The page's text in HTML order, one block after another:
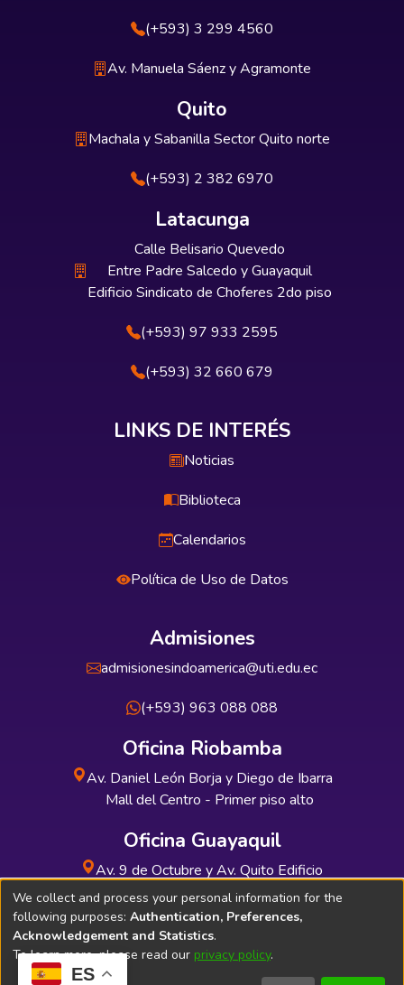
ES
(+593) 3 299 4560
Av. Manuela Sáenz y Agramonte
Quito
Machala y Sabanilla Sector Quito norte
(+593) 2 382 6970
Latacunga
Calle Belisario Quevedo
Entre Padre Salcedo y Guayaquil
Edificio Sindicato de Choferes 2do piso
(+593) 97 933 2595
(+593) 32 660 679
LINKS DE INTERÉS
Noticias
Biblioteca
Calendarios
Política de Uso de Datos
Admisiones
admisionesindoamerica@uti.edu.ec
(+593) 963 088 088
Oficina Riobamba
Av. Daniel León Borja y Diego de Ibarra
Mall del Centro - Primer piso alto
Oficina Guayaquil
Av. 9 de Octubre y Av. Quito Edificio
INDUAUTO - Planta baja
Soporte Técnico Bibliolatino.com
We collect and process your personal information for the
following purposes: Authentication, Preferences,
Acknowledgement and Statistics.
To learn more, please read our privacy policy.